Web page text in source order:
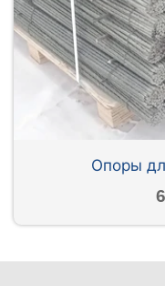
Опоры